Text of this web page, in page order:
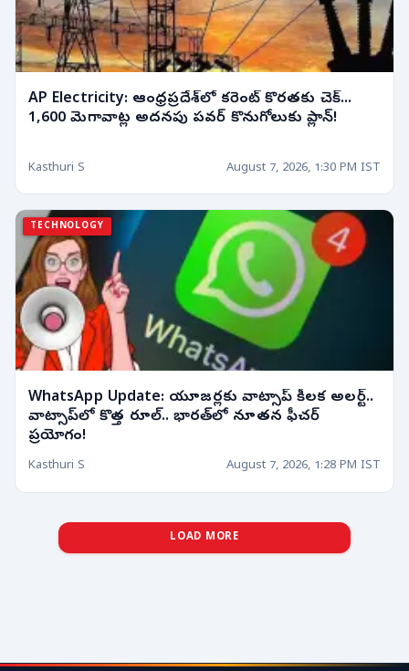
AP Electricity: ఆంధ్రప్రదేశ్‌లో కరెంట్ కొరతకు చెక్...
1,600 మెగావాట్ల అదనపు పవర్ కొనుగోలుకు ప్లాన్!
Kasthuri S August 7, 2026, 1:30 PM IST
TECHNOLOGY
WhatsApp Update: యూజర్లకు వాట్సాప్ కీలక అలర్ట్..
వాట్సాప్‌లో కొత్త రూల్‌.. భారత్‌లో నూతన ఫీచర్
ప్రయోగం!
Kasthuri S August 7, 2026, 1:28 PM IST
LOAD MORE